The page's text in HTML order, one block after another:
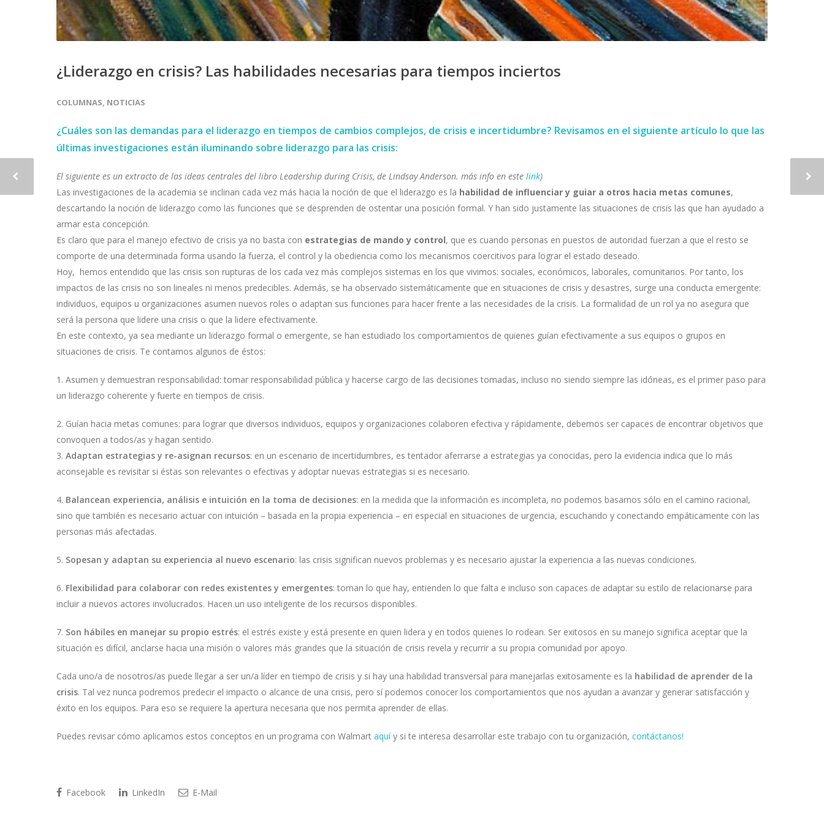
¿Liderazgo en crisis? Las habilidades necesarias para tiempos inciertos
COLUMNAS, NOTICIAS
¿Cuáles son las demandas para el liderazgo en tiempos de cambios complejos, de crisis e incertidumbre? Revisamos en el siguiente artículo lo que las
últimas investigaciones están iluminando sobre liderazgo para las crisis:
El siguiente es un extracto de las ideas centrales del libro Leadership during Crisis, de Lindsay Anderson. más info en este link)
Las investigaciones de la academia se inclinan cada vez más hacia la noción de que el liderazgo es la habilidad de influenciar y guiar a otros hacia metas comunes,
descartando la noción de liderazgo como las funciones que se desprenden de ostentar una posición formal. Y han sido justamente las situaciones de crisis las que han ayudado a
armar esta concepción.
Es claro que para el manejo efectivo de crisis ya no basta con estrategias de mando y control, que es cuando personas en puestos de autoridad fuerzan a que el resto se
comporte de una determinada forma usando la fuerza, el control y la obediencia como los mecanismos coercitivos para lograr el estado deseado.
Hoy, hemos entendido que las crisis son rupturas de los cada vez más complejos sistemas en los que vivimos: sociales, económicos, laborales, comunitarios. Por tanto, los
impactos de las crisis no son lineales ni menos predecibles. Además, se ha observado sistemáticamente que en situaciones de crisis y desastres, surge una conducta emergente:
individuos, equipos u organizaciones asumen nuevos roles o adaptan sus funciones para hacer frente a las necesidades de la crisis. La formalidad de un rol ya no asegura que
será la persona que lidere una crisis o que la lidere efectivamente.
En este contexto, ya sea mediante un liderazgo formal o emergente, se han estudiado los comportamientos de quienes guían efectivamente a sus equipos o grupos en
situaciones de crisis. Te contamos algunos de éstos:
1. Asumen y demuestran responsabilidad: tomar responsabilidad pública y hacerse cargo de las decisiones tomadas, incluso no siendo siempre las idóneas, es el primer paso para
un liderazgo coherente y fuerte en tiempos de crisis.
2. Guían hacia metas comunes: para lograr que diversos individuos, equipos y organizaciones colaboren efectiva y rápidamente, debemos ser capaces de encontrar objetivos que
convoquen a todos/as y hagan sentido.
3. Adaptan estrategias y re-asignan recursos: en un escenario de incertidumbres, es tentador aferrarse a estrategias ya conocidas, pero la evidencia indica que lo más
aconsejable es revisitar si éstas son relevantes o efectivas y adoptar nuevas estrategias si es necesario.
4. Balancean experiencia, análisis e intuición en la toma de decisiones: en la medida que la información es incompleta, no podemos basarnos sólo en el camino racional,
sino que también es necesario actuar con intuición – basada en la propia experiencia – en especial en situaciones de urgencia, escuchando y conectando empáticamente con las
personas más afectadas.
5. Sopesan y adaptan su experiencia al nuevo escenario: las crisis significan nuevos problemas y es necesario ajustar la experiencia a las nuevas condiciones.
6. Flexibilidad para colaborar con redes existentes y emergentes: toman lo que hay, entienden lo que falta e incluso son capaces de adaptar su estilo de relacionarse para
incluir a nuevos actores involucrados. Hacen un uso inteligente de los recursos disponibles.
7. Son hábiles en manejar su propio estrés: el estrés existe y está presente en quien lidera y en todos quienes lo rodean. Ser exitosos en su manejo significa aceptar que la
situación es difícil, anclarse hacia una misión o valores más grandes que la situación de crisis revela y recurrir a su propia comunidad por apoyo.
Cada uno/a de nosotros/as puede llegar a ser un/a líder en tiempo de crisis y si hay una habilidad transversal para manejarlas exitosamente es la habilidad de aprender de la
crisis. Tal vez nunca podremos predecir el impacto o alcance de una crisis, pero sí podemos conocer los comportamientos que nos ayudan a avanzar y generar satisfacción y
éxito en los equipos. Para eso se requiere la apertura necesaria que nos permita aprender de ellas.
Puedes revisar cómo aplicamos estos conceptos en un programa con Walmart aquíy si te interesa desarrollar este trabajo con tu organización, contáctanos!
Facebook LinkedIn E-Mail